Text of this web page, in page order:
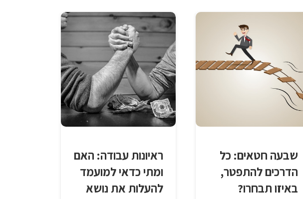
שבעה חטאים: כל
הדרכים להתפטר,
באיזו תבחרו?
ראיונות עבודה: האם
ומתי כדאי למועמד
להעלות את נושא